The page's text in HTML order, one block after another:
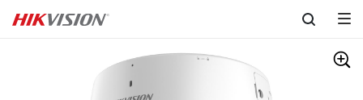
Skip to content